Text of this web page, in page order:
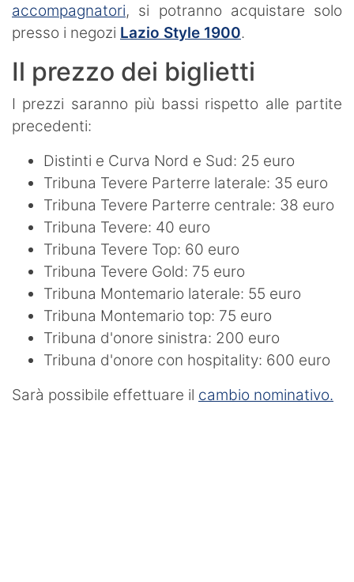
accompagnatori, si potranno acquistare solo
presso i negozi Lazio Style 1900.
Il prezzo dei biglietti
I prezzi saranno più bassi rispetto alle partite
precedenti:
Distinti e Curva Nord e Sud: 25 euro
Tribuna Tevere Parterre laterale: 35 euro
Tribuna Tevere Parterre centrale: 38 euro
Tribuna Tevere: 40 euro
Tribuna Tevere Top: 60 euro
Tribuna Tevere Gold: 75 euro
Tribuna Montemario laterale: 55 euro
Tribuna Montemario top: 75 euro
Tribuna d'onore sinistra: 200 euro
Tribuna d'onore con hospitality: 600 euro
Sarà possibile effettuare il cambio nominativo.